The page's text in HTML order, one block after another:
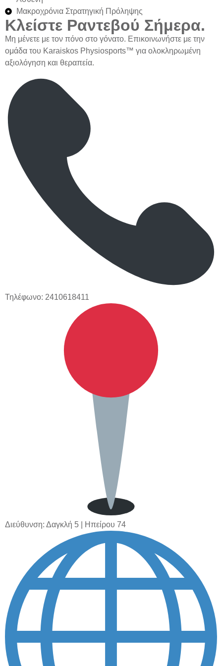
Μακροχρόνια Στρατηγική Πρόληψης
Κλείστε Ραντεβού Σήμερα.
Μη μένετε με τον πόνο στο γόνατο. Επικοινωνήστε με την
ομάδα του Karaiskos Physiosports™ για ολοκληρωμένη
αξιολόγηση και θεραπεία.
Τηλέφωνο: 2410618411
Διεύθυνση: Δαγκλή 5 Ηπείρου 74